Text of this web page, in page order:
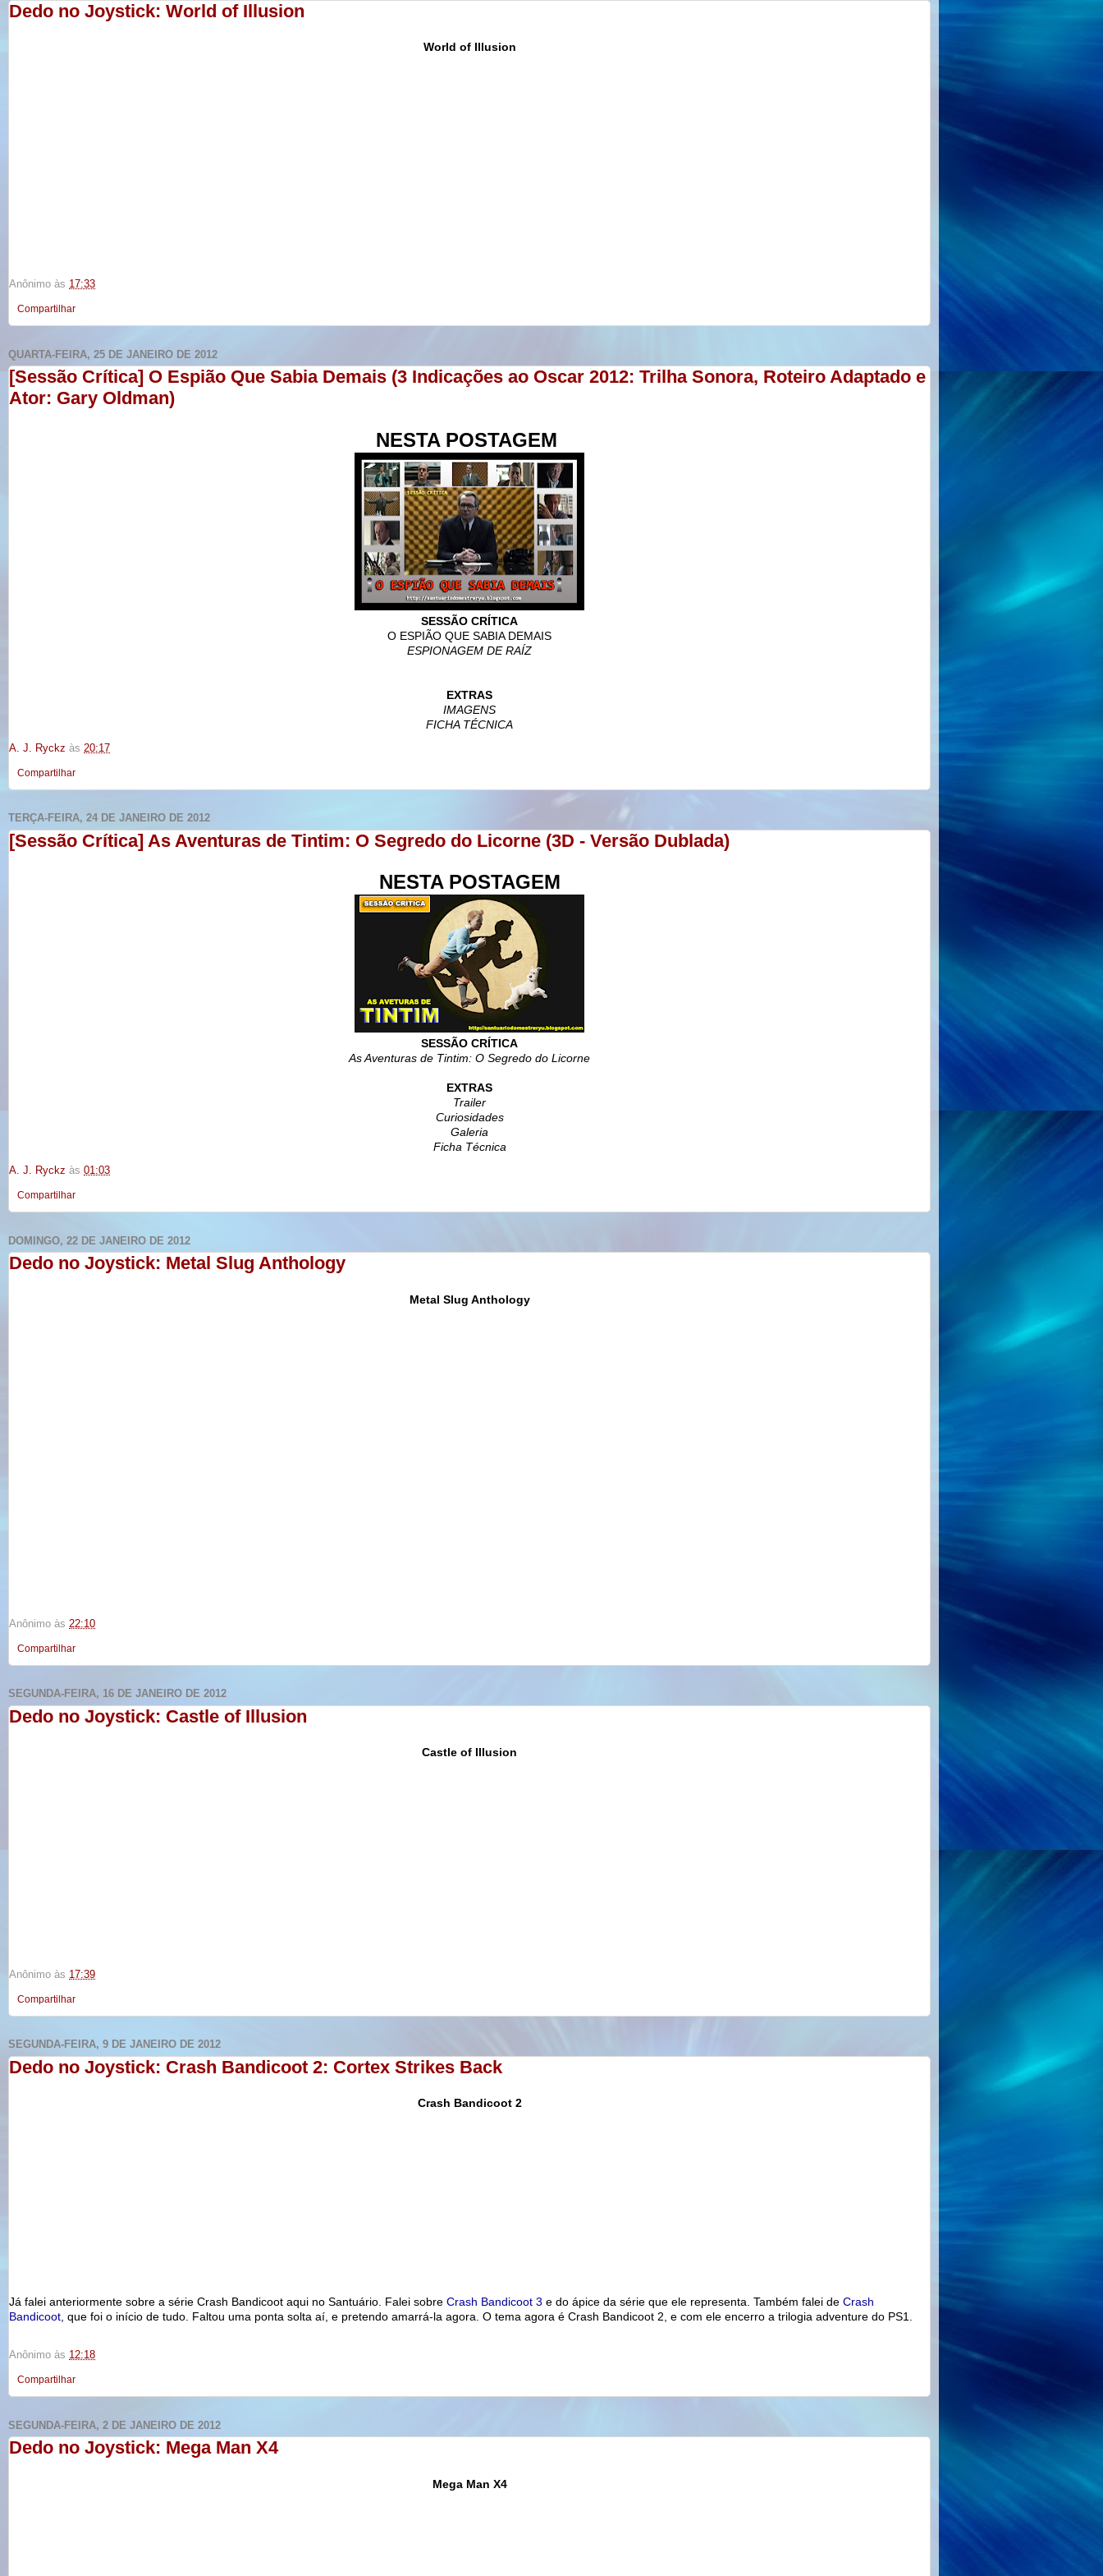
Dedo no Joystick: World of Illusion
World of Illusion
Anônimo às 17:33
Compartilhar
QUARTA-FEIRA, 25 DE JANEIRO DE 2012
[Sessão Crítica] O Espião Que Sabia Demais (3 Indicações ao Oscar 2012: Trilha Sonora, Roteiro Adaptado e
Ator: Gary Oldman)
NESTA POSTAGEM
SESSÃO CRÍTICA
O ESPIÃO QUE SABIA DEMAIS
ESPIONAGEM DE RAÍZ
EXTRAS
IMAGENS
FICHA TÉCNICA
A. J. Ryckz às 20:17
Compartilhar
TERÇA-FEIRA, 24 DE JANEIRO DE 2012
[Sessão Crítica] As Aventuras de Tintim: O Segredo do Licorne (3D - Versão Dublada)
NESTA POSTAGEM
SESSÃO CRÍTICA
As Aventuras de Tintim: O Segredo do Licorne
EXTRAS
Trailer
Curiosidades
Galeria
Ficha Técnica
A. J. Ryckz às 01:03
Compartilhar
DOMINGO, 22 DE JANEIRO DE 2012
Dedo no Joystick: Metal Slug Anthology
Metal Slug Anthology
Anônimo às 22:10
Compartilhar
SEGUNDA-FEIRA, 16 DE JANEIRO DE 2012
Dedo no Joystick: Castle of Illusion
Castle of Illusion
Anônimo às 17:39
Compartilhar
SEGUNDA-FEIRA, 9 DE JANEIRO DE 2012
Dedo no Joystick: Crash Bandicoot 2: Cortex Strikes Back
Crash Bandicoot2
Já falei anteriormente sobre a série Crash Bandicoot aqui no Santuário. Falei sobre Crash Bandicoot 3 e do ápice da série que ele representa. Também falei de Crash
Bandicoot, que foi o início de tudo. Faltou uma ponta solta aí, e pretendo amarrá-la agora. O tema agora é Crash Bandicoot 2, e com ele encerro a trilogia adventure do PS1.
Anônimo às 12:18
Compartilhar
SEGUNDA-FEIRA, 2 DE JANEIRO DE 2012
Dedo no Joystick: Mega Man X4
Mega Man X4